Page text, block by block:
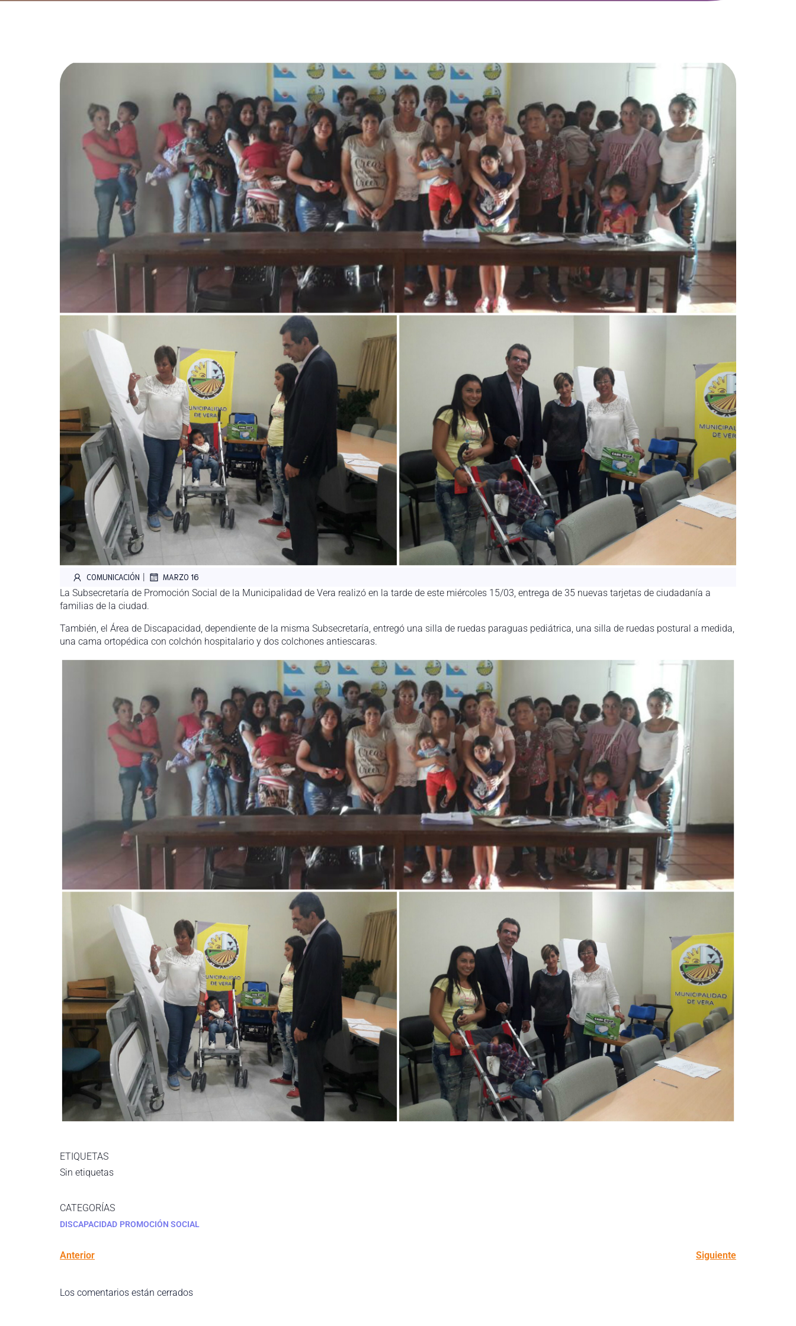
COMUNICACIÓN | MARZO 16
La Subsecretaría de Promoción Social de la Municipalidad de Vera realizó en la tarde de este miércoles 15/03, entrega de 35 nuevas tarjetas de ciudadanía a
familias de la ciudad.
También, el Área de Discapacidad, dependiente de la misma Subsecretaría, entregó una silla de ruedas paraguas pediátrica, una silla de ruedas postural a medida,
una cama ortopédica con colchón hospitalario y dos colchones antiescaras.
ETIQUETAS
Sin etiquetas
CATEGORÍAS
DISCAPACIDAD PROMOCIÓN SOCIAL
Anterior Siguiente
Los comentarios están cerrados